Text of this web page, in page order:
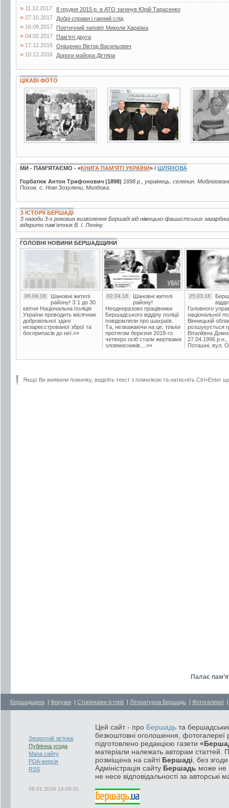
» 11.12.2017 8 грудня 2015 р. в АТО загинув Юрій Тарасенко
» 27.10.2017 Добрі справи і гарний слід
» 16.09.2017 Поетичний заповіт Миколи Хараїма
» 04.02.2017 Пам’яті друга
» 17.12.2016 Оніщенко Віктор Васильович
» 10.12.2016 Дороги майора Дігтяра
ЦІКАВІ ФОТО
2 фото 3 фото 2 фото
МИ - ПАМ’ЯТАЄМО - «КНИГА ПАМ’ЯТІ УКРАЇНИ» / ШЛЯХОВА
Горбатюк Антон Трифонович (1898) 1898 р., українець, селянин.
Похов. с. Нові Зозулени, Молдова.
З ІСТОРІЇ БЕРШАДІ
З нагоди 3-х роковин визволення Бершаді від німецько-фашистських
відкрито пам'ятник В. І. Леніну.
ГОЛОВНІ НОВИНИ БЕРШАДЩИНИ
06.04.18
Шановні жителі
району! З 1 до 30
квітня Національна поліція
України проводить місячник
добровільної здачі
незареєстрованої зброї та
боєприпасів до неї.»»
02.04.18
Шановні жителі
району!
Неодноразово працівники
Бершадського відділу поліції
повідомляли про шахраїв.
Та, незважаючи на це, тільки
протягом березня 2018-го
четверо осіб стали жертвами
зловмисників....»»
25.03.18
Головного
національної
Вінницькій
розшукується
Віталіївна
27.04.1996 р.н.,
Поташні, вул.
Якщо Ви виявили помилку, виділіть текст з помилкою та натисніть Ctrl+Enter
Палає
Бершадщина | Форуми | Сторінками історії | Літературна Бершадь | Фотогалереї
Зворотній зв'язок
Публічна угода
Мапа сайту
PDA-версія
RSS
08.01.2026 14:00:31
Цей сайт - про Бершадь та
безкоштовні оголошення, фотогалереї
підготовлено редакцією газети
матеріали належать авторам статтей.
розміщена на сайті Бершаді , без
Адміністрація сайту Бершадь може не
не несе відповідальності за авторські